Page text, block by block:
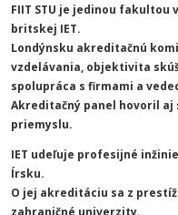
FIIT STU je jedinou fakultou
britskej IET.
Londýnsku akreditačnú
vzdelávania, objektivita
spolupráca s firmami a
Akreditačný panel hovoril
priemyslu.
IET udeľuje profesijné
Írsku.
O jej akreditáciu sa z
zahraničné univerzity.